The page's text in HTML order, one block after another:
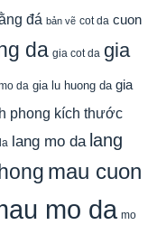
đá bản vẽ cot da cuon
da gia cot da gia
da gia lu huong da gia
phong kích thước
lang mo da lang
mau cuon
mo da mo